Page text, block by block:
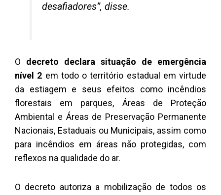
desafiadores”, disse.
O decreto declara situação de emergência
nível 2 em todo o território estadual em virtude
da estiagem e seus efeitos como incêndios
florestais em parques, Áreas de Proteção
Ambiental e Áreas de Preservação Permanente
Nacionais, Estaduais ou Municipais, assim como
para incêndios em áreas não protegidas, com
reflexos na qualidade do ar.
O decreto autoriza a mobilização de todos os